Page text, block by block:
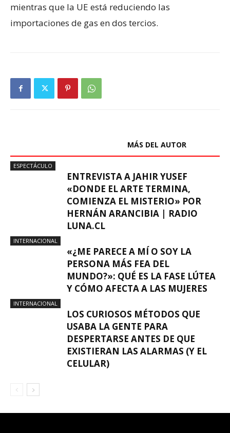
mientras que la UE está reduciendo las
importaciones de gas en dos tercios.
MÁS DEL AUTOR
ESPECTÁCULO
ENTREVISTA A JAHIR YUSEF
«DONDE EL ARTE TERMINA,
COMIENZA EL MISTERIO» POR
HERNÁN ARANCIBIA | RADIO
LUNA.CL
INTERNACIONAL
«¿ME PARECE A MÍ O SOY LA
PERSONA MÁS FEA DEL
MUNDO?»: QUÉ ES LA FASE LÚTEA
Y CÓMO AFECTA A LAS MUJERES
INTERNACIONAL
LOS CURIOSOS MÉTODOS QUE
USABA LA GENTE PARA
DESPERTARSE ANTES DE QUE
EXISTIERAN LAS ALARMAS (Y EL
CELULAR)